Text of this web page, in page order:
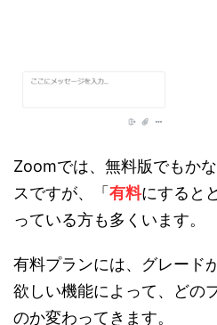
Zoomでは、無料版でもか
スですが、「 有料にすると
っている方も多くいます。
有料プランには、グレード
欲しい機能によって、どの
のか変わってきます。